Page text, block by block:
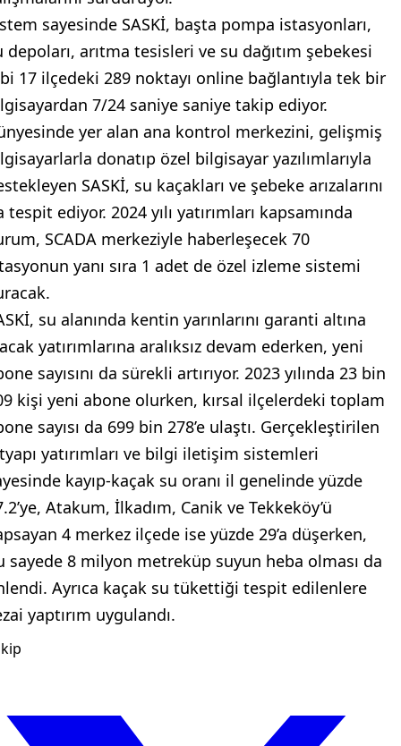
sayesinde SASKİ, başta pompa istasyonları,
depoları, arıtma tesisleri ve su dağıtım şebekesi
17 ilçedeki 289 noktayı online bağlantıyla tek bir
7/24 saniye saniye takip ediyor.
yer alan ana kontrol merkezini, gelişmiş
donatıp özel bilgisayar yazılımlarıyla
SASKİ, su kaçakları ve şebeke arızalarını
tespit ediyor. 2024 yılı yatırımları kapsamında
SCADA merkeziyle haberleşecek 70
yanı sıra 1 adet de özel izleme sistemi
su alanında kentin yarınlarını garanti altına
yatırımlarına aralıksız devam ederken, yeni
sayısını da sürekli artırıyor. 2023 yılında 23 bin
kişi yeni abone olurken, kırsal ilçelerdeki toplam
sayısı da 699 bin 278’e ulaştı. Gerçekleştirilen
yatırımları ve bilgi iletişim sistemleri
kayıp-kaçak su oranı il genelinde yüzde
Atakum, İlkadım, Canik ve Tekkeköy’ü
4 merkez ilçede ise yüzde 29’a düşerken,
sayede 8 milyon metreküp suyun heba olması da
Ayrıca kaçak su tükettiği tespit edilenlere
yaptırım uygulandı.